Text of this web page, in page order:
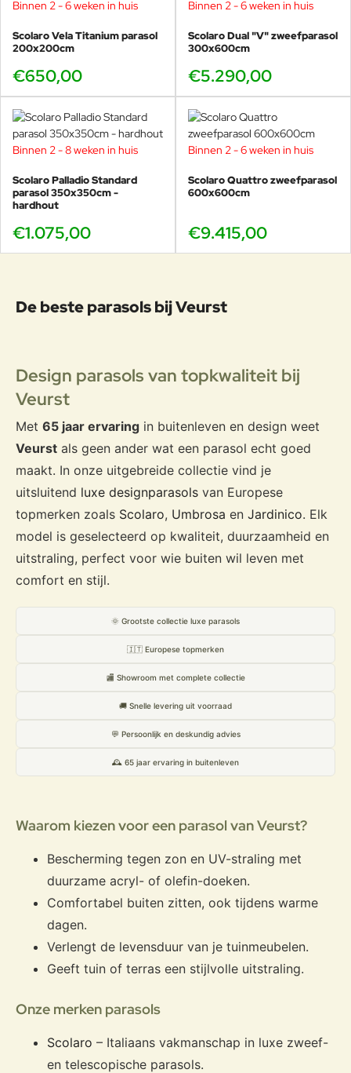
Binnen 2 - 6 weken in huis
Scolaro Vela Titanium parasol
200x200cm
€650,00
Binnen 2 - 6 weken in huis
Scolaro Dual "V" zweefparasol
300x600cm
€5.290,00
Binnen 2 - 8 weken in huis
Scolaro Palladio Standard
parasol 350x350cm -
hardhout
€1.075,00
Binnen 2 - 6 weken in huis
Scolaro Quattro zweefparasol
600x600cm
€9.415,00
De beste parasols bij Veurst
Design parasols van topkwaliteit bij
Veurst
Met 65 jaar ervaring in buitenleven en design weet
Veurst als geen ander wat een parasol echt goed
maakt. In onze uitgebreide collectie vind je
uitsluitend luxe designparasols van Europese
topmerken zoals Scolaro, Umbrosa en Jardinico. Elk
model is geselecteerd op kwaliteit, duurzaamheid en
uitstraling, perfect voor wie buiten wil leven met
comfort en stijl.
🌞 Grootste collectie luxe parasols
🇮🇹 Europese topmerken
🏬 Showroom met complete collectie
🚚 Snelle levering uit voorraad
💬 Persoonlijk en deskundig advies
🕰️ 65 jaar ervaring in buitenleven
Waarom kiezen voor een parasol van Veurst?
Bescherming tegen zon en UV-straling met
duurzame acryl- of olefin-doeken.
Comfortabel buiten zitten, ook tijdens warme
dagen.
Verlengt de levensduur van je tuinmeubelen.
Geeft tuin of terras een stijlvolle uitstraling.
Onze merken parasols
Scolaro – Italiaans vakmanschap in luxe zweef-
en telescopische parasols.